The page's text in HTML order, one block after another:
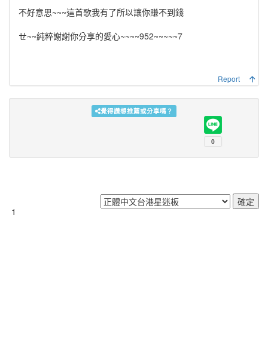
不好意思~~~這首歌我有了所以讓你賺不到錢
ㄝ~~純粹謝謝你分享的愛心~~~~952~~~~~7
Report
覺得讚想推薦或分享嗎？
1